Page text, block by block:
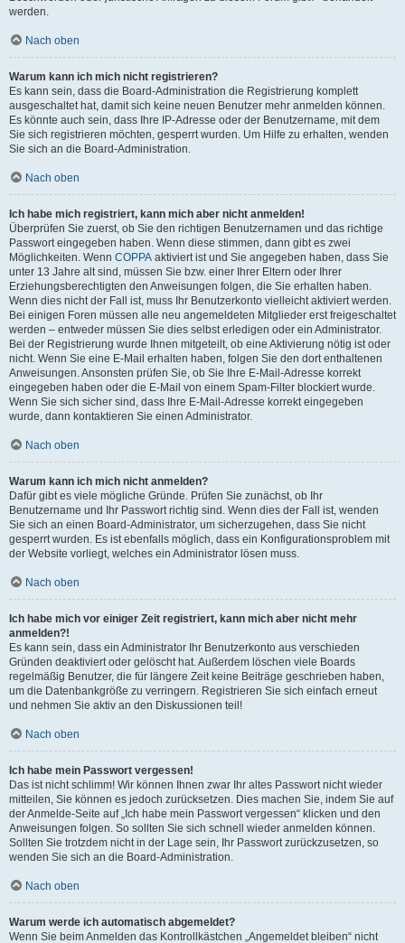
werden.
Nach oben
Warum kann ich mich nicht registrieren?
Es kann sein, dass die Board-Administration die Registrierung komplett
ausgeschaltet hat, damit sich keine neuen Benutzer mehr anmelden können.
Es könnte auch sein, dass Ihre IP-Adresse oder der Benutzername, mit dem
Sie sich registrieren möchten, gesperrt wurden. Um Hilfe zu erhalten, wenden
Sie sich an die Board-Administration.
Nach oben
Ich habe mich registriert, kann mich aber nicht anmelden!
Überprüfen Sie zuerst, ob Sie den richtigen Benutzernamen und das richtige
Passwort eingegeben haben. Wenn diese stimmen, dann gibt es zwei
Möglichkeiten. Wenn COPPA aktiviert ist und Sie angegeben haben, dass Sie
unter 13 Jahre alt sind, müssen Sie bzw. einer Ihrer Eltern oder Ihrer
Erziehungsberechtigten den Anweisungen folgen, die Sie erhalten haben.
Wenn dies nicht der Fall ist, muss Ihr Benutzerkonto vielleicht aktiviert werden.
Bei einigen Foren müssen alle neu angemeldeten Mitglieder erst freigeschaltet
werden – entweder müssen Sie dies selbst erledigen oder ein Administrator.
Bei der Registrierung wurde Ihnen mitgeteilt, ob eine Aktivierung nötig ist oder
nicht. Wenn Sie eine E-Mail erhalten haben, folgen Sie den dort enthaltenen
Anweisungen. Ansonsten prüfen Sie, ob Sie Ihre E-Mail-Adresse korrekt
eingegeben haben oder die E-Mail von einem Spam-Filter blockiert wurde.
Wenn Sie sich sicher sind, dass Ihre E-Mail-Adresse korrekt eingegeben
wurde, dann kontaktieren Sie einen Administrator.
Nach oben
Warum kann ich mich nicht anmelden?
Dafür gibt es viele mögliche Gründe. Prüfen Sie zunächst, ob Ihr
Benutzername und Ihr Passwort richtig sind. Wenn dies der Fall ist, wenden
Sie sich an einen Board-Administrator, um sicherzugehen, dass Sie nicht
gesperrt wurden. Es ist ebenfalls möglich, dass ein Konfigurationsproblem mit
der Website vorliegt, welches ein Administrator lösen muss.
Nach oben
Ich habe mich vor einiger Zeit registriert, kann mich aber nicht mehr
anmelden?!
Es kann sein, dass ein Administrator Ihr Benutzerkonto aus verschieden
Gründen deaktiviert oder gelöscht hat. Außerdem löschen viele Boards
regelmäßig Benutzer, die für längere Zeit keine Beiträge geschrieben haben,
um die Datenbankgröße zu verringern. Registrieren Sie sich einfach erneut
und nehmen Sie aktiv an den Diskussionen teil!
Nach oben
Ich habe mein Passwort vergessen!
Das ist nicht schlimm! Wir können Ihnen zwar Ihr altes Passwort nicht wieder
mitteilen, Sie können es jedoch zurücksetzen. Dies machen Sie, indem Sie auf
der Anmelde-Seite auf „Ich habe mein Passwort vergessen“ klicken und den
Anweisungen folgen. So sollten Sie sich schnell wieder anmelden können.
Sollten Sie trotzdem nicht in der Lage sein, Ihr Passwort zurückzusetzen, so
wenden Sie sich an die Board-Administration.
Nach oben
Warum werde ich automatisch abgemeldet?
Wenn Sie beim Anmelden das Kontrollkästchen „Angemeldet bleiben“ nicht